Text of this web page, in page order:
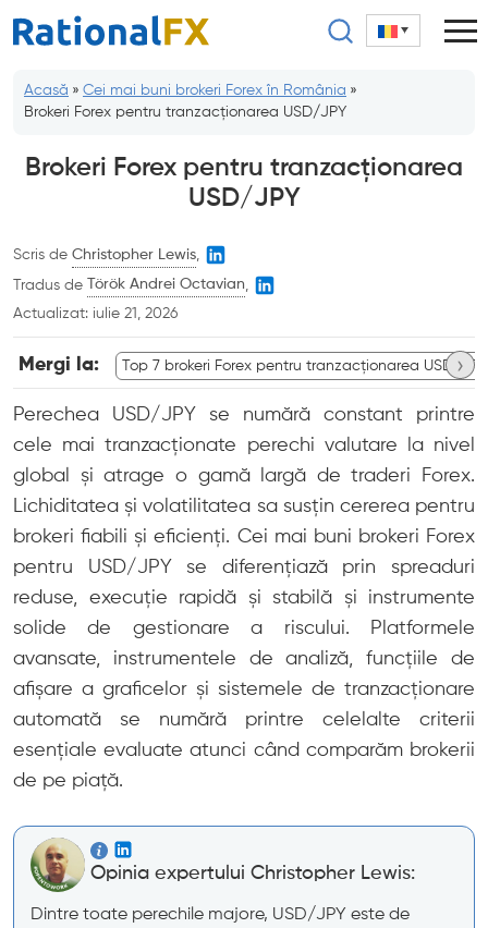
Sari
la
Acasă » Cei mai buni brokeri Forex în România »
Brokeri Forex pentru tranzacționarea USD/JPY
Brokeri Forex pentru tranzacționarea
USD/JPY
Scris de Christopher Lewis
Tradus de
Török Andrei Octavian
Actualizat: iulie 21, 2026
Mergi la: Top 7 brokeri Forex pentru tranzacționarea USD/JPY
›
Perechea USD/JPY se numără constant printre
cele mai tranzacționate perechi valutare la nivel
global și atrage o gamă largă de traderi Forex.
Lichiditatea și volatilitatea sa susțin cererea pentru
brokeri fiabili și eficienți. Cei mai buni brokeri Forex
pentru USD/JPY se diferențiază prin spreaduri
reduse, execuție rapidă și stabilă și instrumente
solide de gestionare a riscului. Platformele
avansate, instrumentele de analiză, funcțiile de
afișare a graficelor și sistemele de tranzacționare
automată se numără printre celelalte criterii
esențiale evaluate atunci când comparăm brokerii
de pe piață.
Opinia expertului Christopher Lewis:
Dintre toate perechile majore, USD/JPY este de